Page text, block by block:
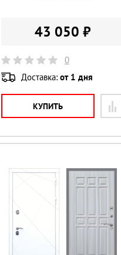
43 050 ₽
0
Доставка: от 1 дня
КУПИТЬ